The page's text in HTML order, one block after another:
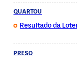
QUARTOU
Resultado da
PRESO